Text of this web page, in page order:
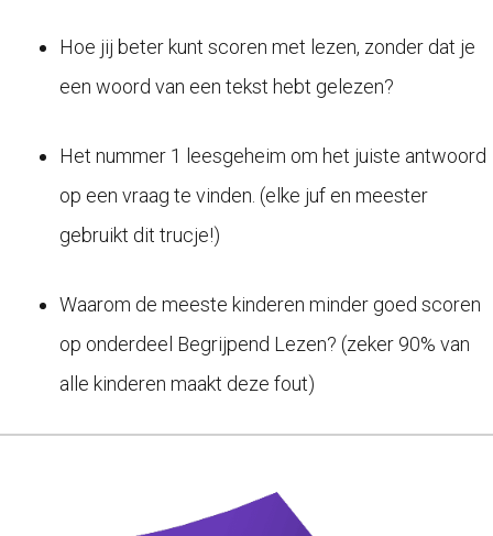
Hoe jij beter kunt scoren met lezen, zonder dat je
een woord van een tekst hebt gelezen?
Het nummer 1 leesgeheim om het juiste antwoord
op een vraag te vinden. (elke juf en meester
gebruikt dit trucje!)
Waarom de meeste kinderen minder goed scoren
op onderdeel Begrijpend Lezen? (zeker 90% van
alle kinderen maakt deze fout)